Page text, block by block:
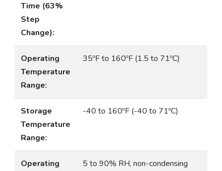
Time (63%
Step
Change):
Operating
Temperature
Range:
35ºF to 160ºF (1.5 to 71ºC)
Storage
Temperature
Range:
-40 to 160ºF (-40 to 71ºC)
Operating
5 to 90% RH, non-condensing